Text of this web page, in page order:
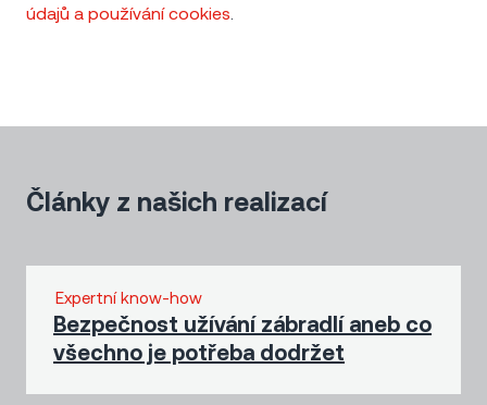
údajů a používání cookies
Články z našich realizací
Expertní know-how
Bezpečnost užívání zábradlí aneb co
všechno je potřeba dodržet